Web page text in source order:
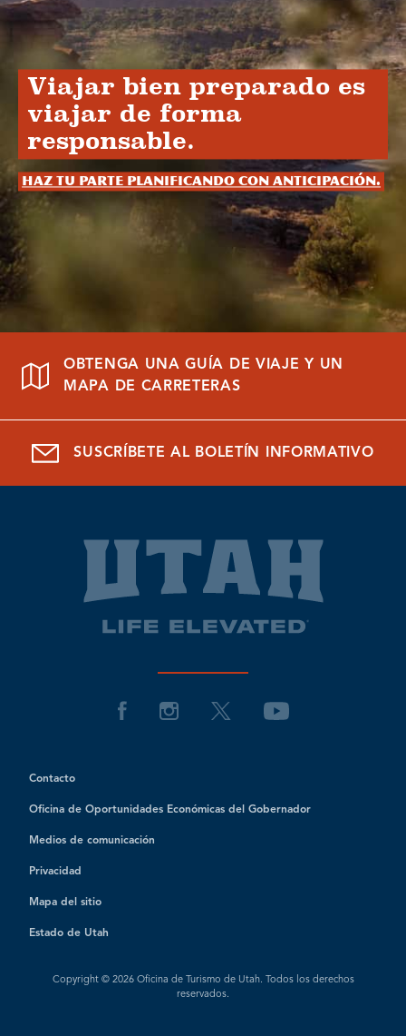
Viajar bien preparado es
viajar de forma
responsable.
Haz tu parte planificando con anticipación.
OBTENGA UNA GUÍA DE VIAJE Y UN
MAPA DE CARRETERAS
SUSCRÍBETE AL BOLETÍN INFORMATIVO
Contacto
Oficina de Oportunidades Económicas del Gobernador
Medios de comunicación
Privacidad
Mapa del sitio
Estado de Utah
Copyright © 2026 Oficina de Turismo de Utah. Todos los derechos
reservados.